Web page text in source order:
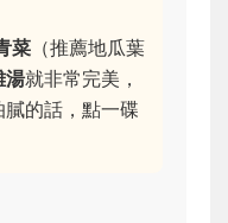
菜 （推薦地瓜葉
湯就非常完美，
的話，點一碟